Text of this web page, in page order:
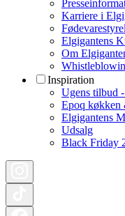
Karriere i
Elgigantens
Om
Inspiration
Ugens tilbud
Epoq køkken
Elgigantens
Udsalg
Black Friday